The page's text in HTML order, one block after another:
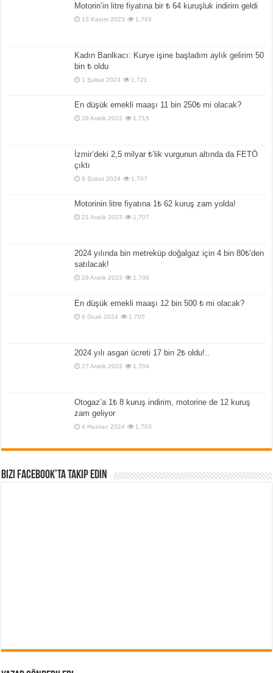
Motorin’in litre fiyatına bir ₺ 64 kuruşluk indirim geldi
13 Kasım 2023 1,793
Kadın Banlkacı: Kurye işine başladım aylık gelirim 50
bin ₺ oldu
1 Şubat 2024 1,721
En düşük emekli maaşı 11 bin 250₺ mi olacak?
28 Aralık 2023 1,715
İzmir’deki 2,5 milyar ₺’lik vurgunun altında da FETÖ
çıktı
8 Şubat 2024 1,707
Motorinin litre fiyatına 1₺ 62 kuruş zam yolda!
21 Aralık 2023 1,707
2024 yılında bin metreküp doğalgaz için 4 bin 80₺’den
satılacak!
29 Aralık 2023 1,706
En düşük emekli maaşı 12 bin 500 ₺ mi olacak?
6 Ocak 2024 1,705
2024 yılı asgari ücreti 17 bin 2₺ oldu!..
27 Aralık 2023 1,704
Otogaz’a 1₺ 8 kuruş indirim, motorine de 12 kuruş
zam geliyor
4 Haziran 2024 1,703
Bizi Facebook’ta Takip Edin